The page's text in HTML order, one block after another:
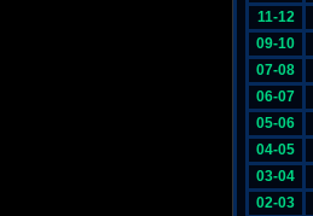
11-12
09-10
07-08
06-07
05-06
04-05
03-04
02-03